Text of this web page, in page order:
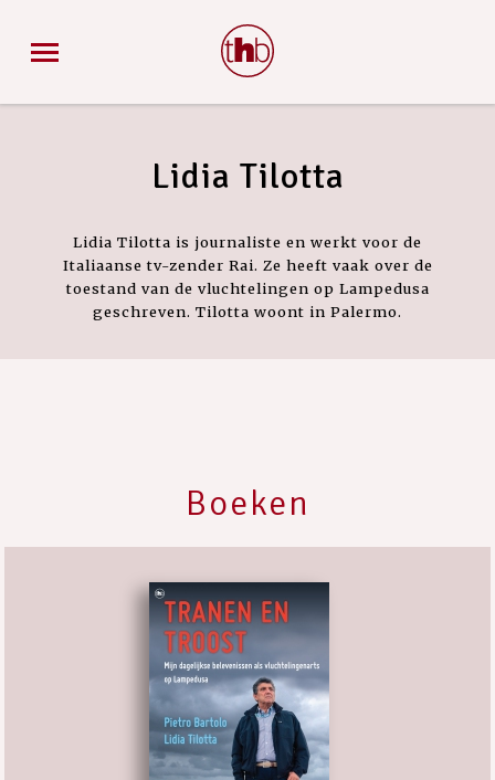
Lidia Tilotta
Lidia Tilotta is journaliste en werkt voor de
Italiaanse tv-zender Rai. Ze heeft vaak over de
toestand van de vluchtelingen op Lampedusa
geschreven. Tilotta woont in Palermo.
Boeken